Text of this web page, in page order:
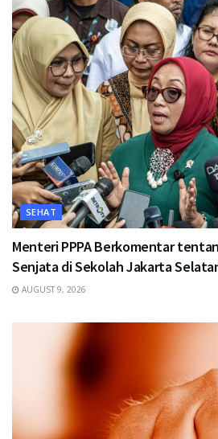
SEHAT
Menteri PPPA Berkomentar
Senjata di Sekolah Jakarta
AUGUST 9, 2026